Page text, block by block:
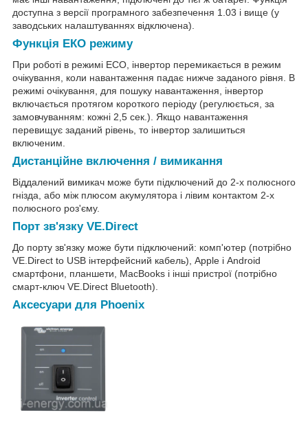
доступна з версії програмного забезпечення 1.03 і вище (у
заводських налаштуваннях відключена).
Функція ЕКО режиму
При роботі в режимі ECO, інвертор перемикається в режим
очікування, коли навантаження падає нижче заданого рівня. В
режимі очікування, для пошуку навантаження, інвертор
включається протягом короткого періоду (регулюється, за
замовчуванням: кожні 2,5 сек.). Якщо навантаження
перевищує заданий рівень, то інвертор залишиться
включеним.
Дистанційне включення / вимикання
Віддалений вимикач може бути підключений до 2-х полюсного
гнізда, або між плюсом акумулятора і лівим контактом 2-х
полюсного роз'єму.
Порт зв'язку VE.Direct
До порту зв'язку може бути підключений: комп'ютер (потрібно
VE.Direct to USB інтерфейсний кабель), Apple і Android
смартфони, планшети, MacBooks і інші пристрої (потрібно
смарт-ключ VE.Direct Bluetooth).
Аксесуари для Phoenix